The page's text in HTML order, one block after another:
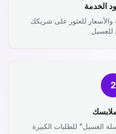
الخدمة
والأسعار للعثور على شريكك
للغسيل
2
الغسيل" للطلبات الكبيرة